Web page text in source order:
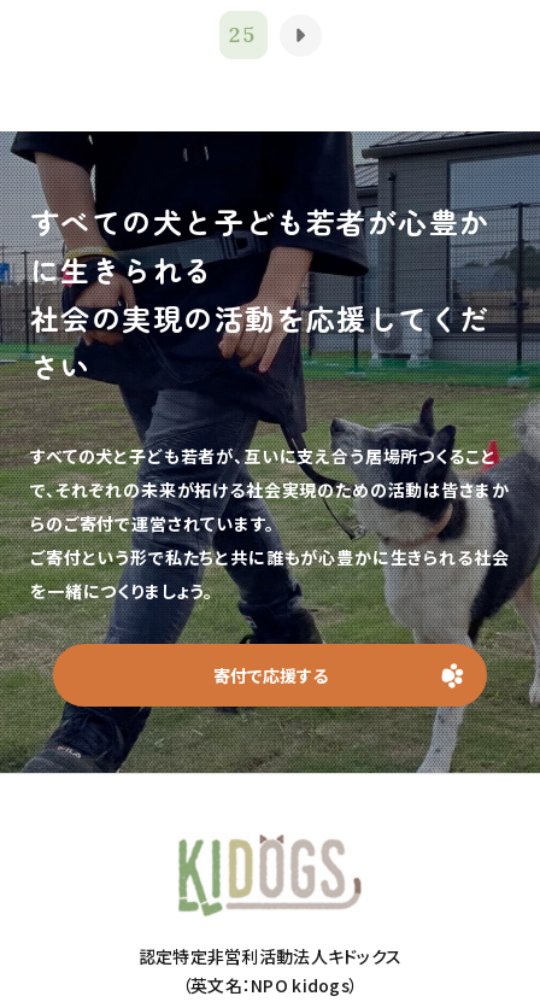
25
すべての犬と子ども若者が心豊か
に生きられる
社会の実現の活動を応援してくだ
さい
すべての犬と子ども若者が、互いに支え合う居場所つくること
で、それぞれの未来が拓ける社会実現のための活動は皆さまか
らのご寄付で運営されています。
ご寄付という形で私たちと共に誰もが心豊かに生きられる社会
を一緒につくりましょう。
寄付で応援する
認定特定非営利活動法人キドックス
（英文名：NPO kidogs）